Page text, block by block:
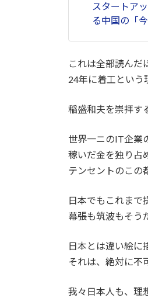
スタートア
る中国の「
これは全部読んだ
24年に着工という
稲盛和夫を崇拝す
世界一ニのIT企業
稼いだ金を独り占
テンセントのこの
日本でもこれまで
幕張も筑波もそう
日本とは違い絵に
それは、絶対に不
我々日本人も、理